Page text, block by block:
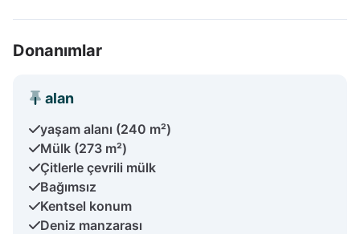
Donanımlar
alan
yaşam alanı (240 m²)
Mülk (273 m²)
Çitlerle çevrili mülk
Bağımsız
Kentsel konum
Deniz manzarası